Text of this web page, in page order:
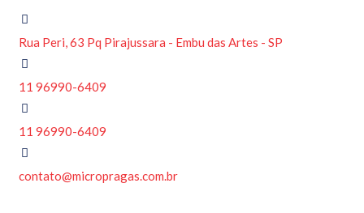
Rua Peri, 63 Pq Pirajussara - Embu das Artes - SP
11 96990-6409
11 96990-6409
contato@micropragas.com.br